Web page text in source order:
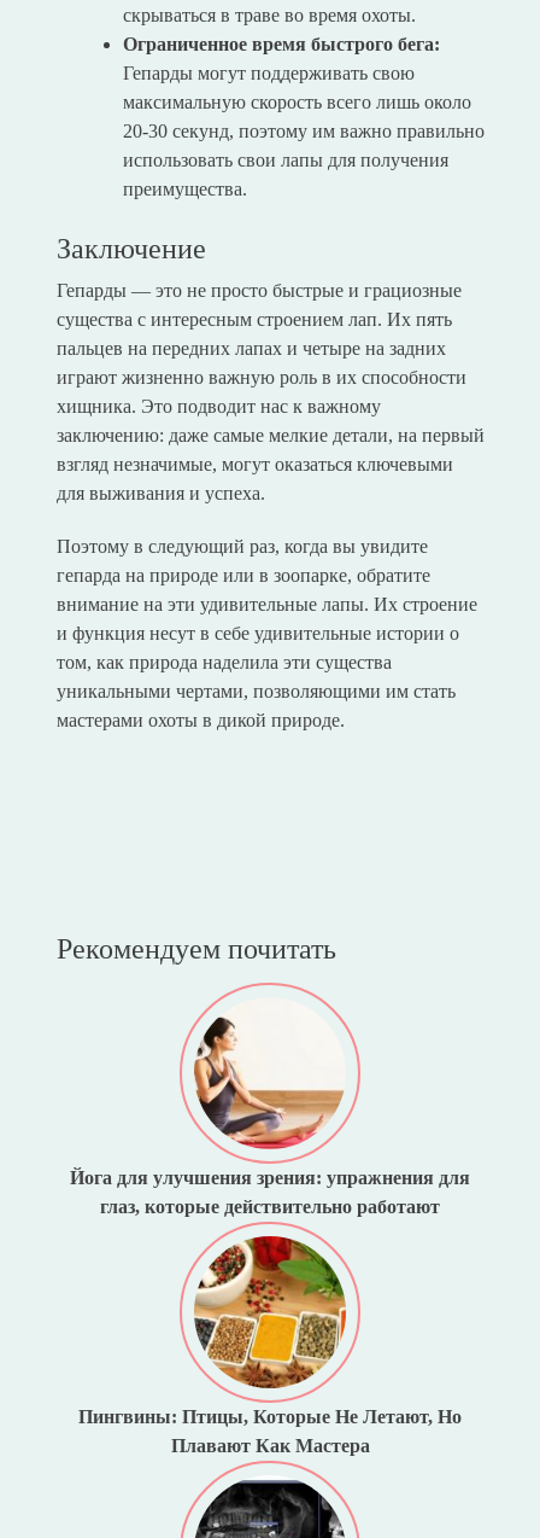
скрываться в траве во время охоты.
Ограниченное время быстрого бега:
Гепарды могут поддерживать свою
максимальную скорость всего лишь около
20-30 секунд, поэтому им важно правильно
использовать свои лапы для получения
преимущества.
Заключение
Гепарды — это не просто быстрые и грациозные
существа с интересным строением лап. Их пять
пальцев на передних лапах и четыре на задних
играют жизненно важную роль в их способности
хищника. Это подводит нас к важному
заключению: даже самые мелкие детали, на первый
взгляд незначимые, могут оказаться ключевыми
для выживания и успеха.
Поэтому в следующий раз, когда вы увидите
гепарда на природе или в зоопарке, обратите
внимание на эти удивительные лапы. Их строение
и функция несут в себе удивительные истории о
том, как природа наделила эти существа
уникальными чертами, позволяющими им стать
мастерами охоты в дикой природе.
Рекомендуем почитать
Йога для улучшения зрения: упражнения для
глаз, которые действительно работают
Пингвины: Птицы, Которые Не Летают, Но
Плавают Как Мастера